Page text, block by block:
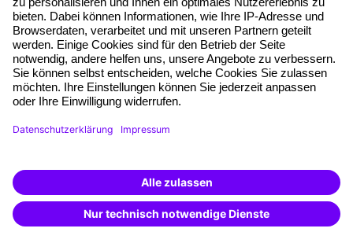
79111 Freiburg
Eine Marke der
Karriere
Referenzen
Weiterbildung finden -
mit KI-Power!
Beschreibe was du suchst und erhalte
passende Weiterbildungen vomKI-Berater